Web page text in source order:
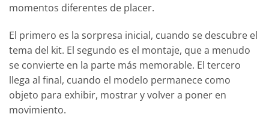
momentos diferentes de placer.
El primero es la sorpresa inicial, cuando se descubre el
tema del kit. El segundo es el montaje, que a menudo
se convierte en la parte más memorable. El tercero
llega al final, cuando el modelo permanece como
objeto para exhibir, mostrar y volver a poner en
movimiento.